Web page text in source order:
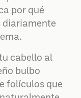
por qué
diariamente
cabello al
bulbo
folículos que